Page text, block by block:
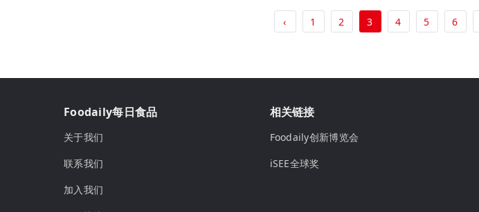
‹ 1 2 3 4 5 6
Foodaily每日食品
关于我们
联系我们
加入我们
相关链接
Foodaily创新博览会
iSEE全球奖